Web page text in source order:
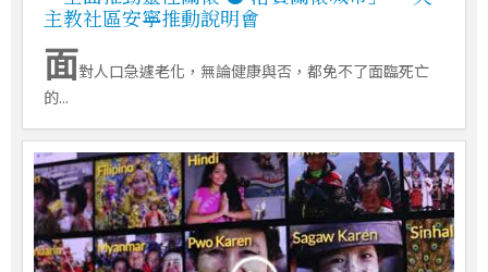
主教社區安寧推動說明會
面對人口急遽老化，無論健康與否，都免不了面臨死亡
的...